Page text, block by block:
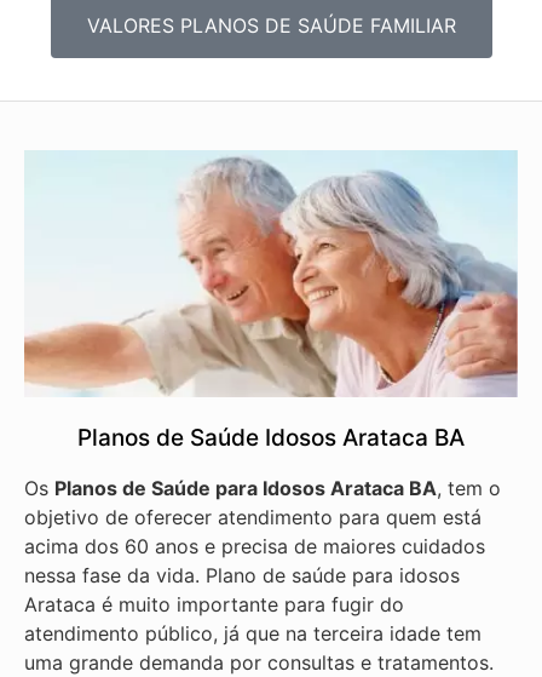
VALORES PLANOS DE SAÚDE FAMILIAR
Planos de Saúde Idosos Arataca BA
Os Planos de Saúde para Idosos Arataca BA, tem o
objetivo de oferecer atendimento para quem está
acima dos 60 anos e precisa de maiores cuidados
nessa fase da vida. Plano de saúde para idosos
Arataca é muito importante para fugir do
atendimento público, já que na terceira idade tem
uma grande demanda por consultas e tratamentos.